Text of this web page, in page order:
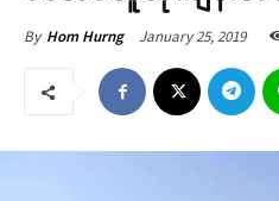
By Hom Hurng January 25, 2019